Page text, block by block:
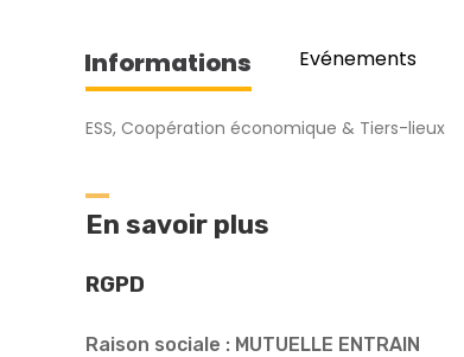
Informations Evénements
ESS, Coopération économique & Tiers-lieux
En savoir plus
RGPD
Raison sociale : MUTUELLE ENTRAIN